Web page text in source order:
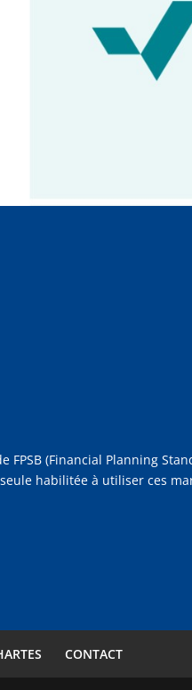
FPSB (Financial Planning
habilitée à utiliser ces
CONTACT